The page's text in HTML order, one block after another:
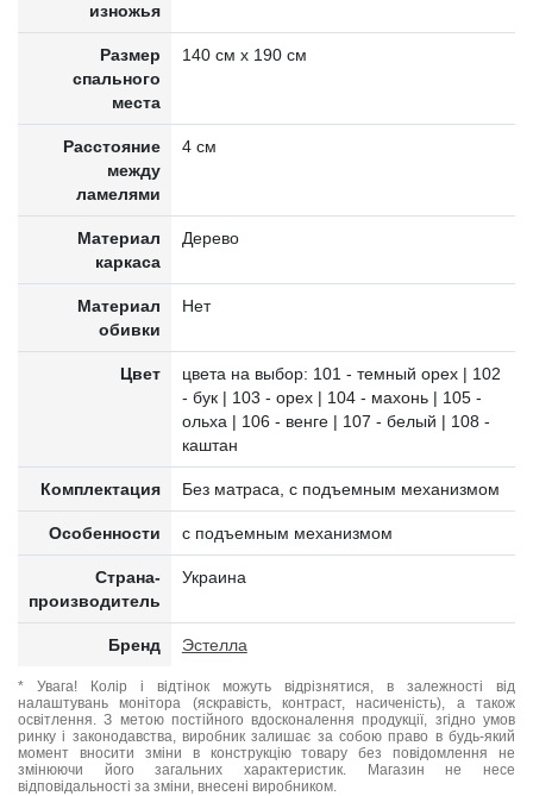
изножья
Размер
спального
места
140 см х 190 см
Расстояние
между
ламелями
4 см
Материал
каркаса
Дерево
Материал
обивки
Нет
Цвет
цвета на выбор: 101 - темный орех | 102
- бук | 103 - орех | 104 - махонь | 105 -
ольха | 106 - венге | 107 - белый | 108 -
каштан
Комплектация Без матраса, с подъемным механизмом
Особенности с подъемным механизмом
Страна-
производитель
Украина
Бренд Эстелла
* Увага! Колір і відтінок можуть відрізнятися, в залежності від
налаштувань монітора (яскравість, контраст, насиченість), а також
освітлення. З метою постійного вдосконалення продукції, згідно умов
ринку і законодавства, виробник залишає за собою право в будь-який
момент вносити зміни в конструкцію товару без повідомлення не
змінюючи його загальних характеристик. Магазин не несе
відповідальності за зміни, внесені виробником.